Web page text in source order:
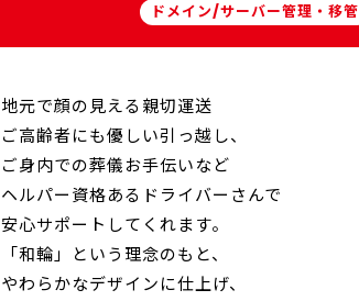
ドメイン/サーバー管理・移管
地元で顔の見える親切運送
ご高齢者にも優しい引っ越し、
ご身内での葬儀お手伝いなど
ヘルパー資格あるドライバーさんで
安心サポートしてくれます。
「和輪」という理念のもと、
やわらかなデザインに仕上げ、